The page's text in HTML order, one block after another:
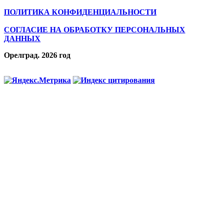
ПОЛИТИКА КОНФИДЕНЦИАЛЬНОСТИ
СОГЛАСИЕ НА ОБРАБОТКУ ПЕРСОНАЛЬНЫХ
ДАННЫХ
Орелград. 2026 год